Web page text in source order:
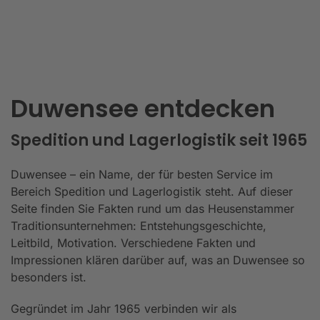
Duwensee entdecken
Spedition und Lagerlogistik seit 1965
Duwensee – ein Name, der für besten Service im
Bereich Spedition und Lagerlogistik steht. Auf dieser
Seite finden Sie Fakten rund um das Heusenstammer
Traditionsunternehmen: Entstehungsgeschichte,
Leitbild, Motivation. Verschiedene Fakten und
Impressionen klären darüber auf, was an Duwensee so
besonders ist.
Gegründet im Jahr 1965 verbinden wir als